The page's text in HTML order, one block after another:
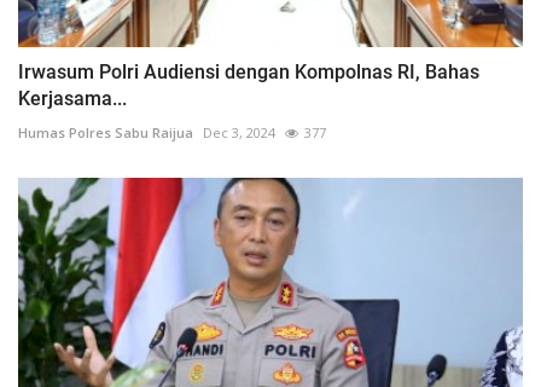
Irwasum Polri Audiensi dengan Kompolnas RI, Bahas
Kerjasama...
Humas Polres Sabu Raijua Dec 3, 2024 377